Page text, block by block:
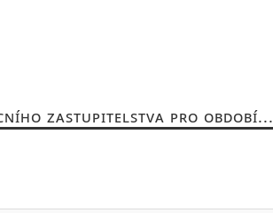
ZASTUPITELSTVA PRO OBDOBÍ...